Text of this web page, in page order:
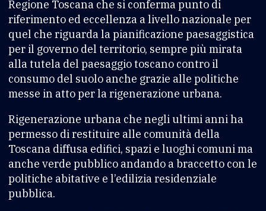
Regione Toscana che si conferma punto di
riferimento ed eccellenza a livello nazionale per
quel che riguarda la pianificazione paesaggistica
per il governo del territorio, sempre più mirata
alla tutela del paesaggio toscano contro il
consumo del suolo anche grazie alle politiche
messe in atto per la rigenerazione urbana.
Rigenerazione urbana che negli ultimi anni ha
permesso di restituire alle comunità della
Toscana diffusa edifici, spazi e luoghi comuni ma
anche verde pubblico andando a braccetto con le
politiche abitative e l’edilizia residenziale
pubblica.